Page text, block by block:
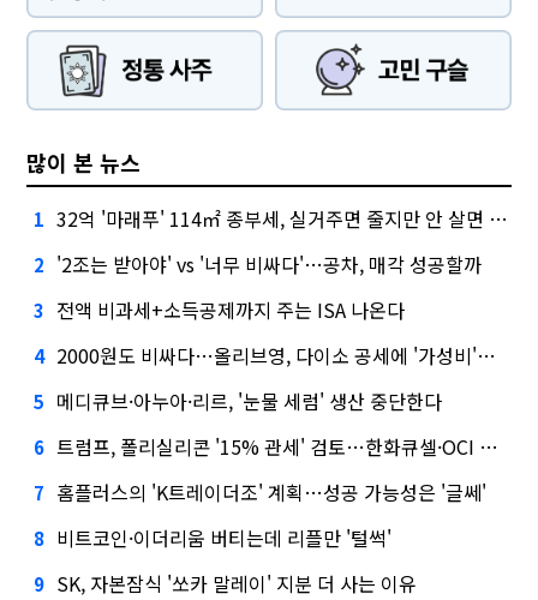
많이 본 뉴스
1 32억 '마래푸' 114㎡ 종부세, 실거주면 줄지만 안 살면 2.5배
2 '2조는 받아야' vs '너무 비싸다'…공차, 매각 성공할까
3 전액 비과세+소득공제까지 주는 ISA 나온다
4 2000원도 비싸다…올리브영, 다이소 공세에 '가성비'로 맞불
5 메디큐브·아누아·리르, '눈물 세럼' 생산 중단한다
6 트럼프, 폴리실리콘 '15% 관세' 검토…한화큐셀·OCI 영향은?
7 홈플러스의 'K트레이더조' 계획…성공 가능성은 '글쎄'
8 비트코인·이더리움 버티는데 리플만 '털썩'
9 SK, 자본잠식 '쏘카 말레이' 지분 더 사는 이유